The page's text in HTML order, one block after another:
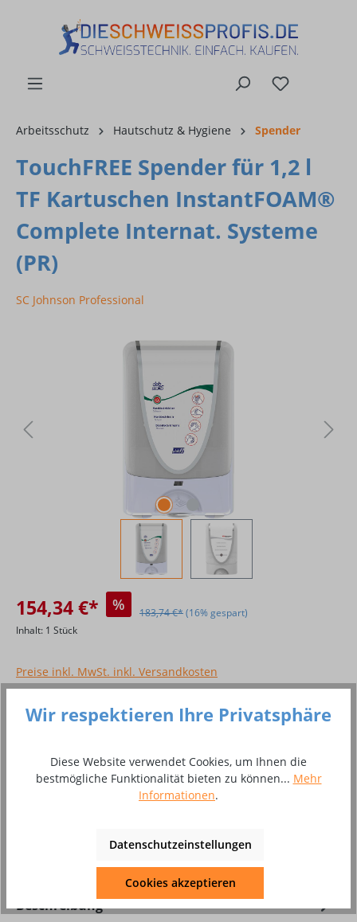
Arbeitsschutz Hautschutz & Hygiene Spender
TouchFREE Spender für 1,2 l
TF Kartuschen InstantFOAM®
Complete Internat. Systeme
(PR)
SC Johnson Professional
Bildergalerie überspringen
154,34 €* % 183,74 €*(16% gespart)
Inhalt: 1 Stück
Preise inkl. MwSt. inkl. Versandkosten
Stück
Produktnummer:8006774
Beschreibung
Wir respektieren Ihre Privatsphäre
Diese Website verwendet Cookies, um Ihnen die
bestmögliche Funktionalität bieten zu können... Mehr
Informationen.
Datenschutzeinstellungen
Cookies akzeptieren